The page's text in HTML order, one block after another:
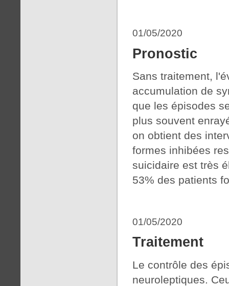
01/05/2020
Pronostic
Sans traitement,
accumulation de
que les épisodes
plus souvent
on obtient des
formes inhibées
suicidaire est très
53% des patients
01/05/2020
Traitement
Le contrôle des
neuroleptiques.